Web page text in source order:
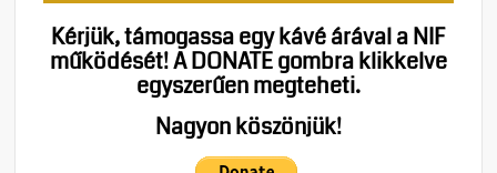
Kérjük, támogassa egy kávé árával a NIF
működését!A DONATE gombra klikkelve
egyszerűen megteheti.
Nagyon köszönjük!